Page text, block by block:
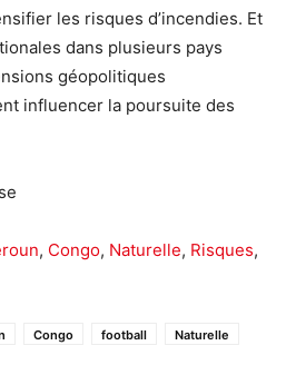
les risques d’incendies. Et
dans plusieurs pays
géopolitiques
influencer la poursuite des
, Congo, Naturelle, Risques,
Congo football
Naturelle